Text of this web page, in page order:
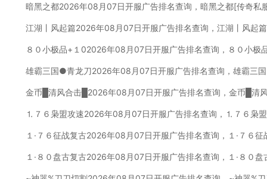
暗黑之都2026年08月07日开服广告排名查询，暗黑之都[传奇私
江湖丨风起篇2026年08月07日开服广告排名查询，江湖丨风起
８０小极品+１02026年08月07日开服广告排名查询，８０小极
雄霸三国●青龙刀2026年08月07日开服广告排名查询，雄霸三
金币█清风合击█2026年08月07日开服广告排名查询，金币█清
⒈７６枭盟攻速2026年08月07日开服广告排名查询，⒈７６枭
１·７６征战复古2026年08月07日开服广告排名查询，１·７６
１·８０盘古复古2026年08月07日开服广告排名查询，１·８０